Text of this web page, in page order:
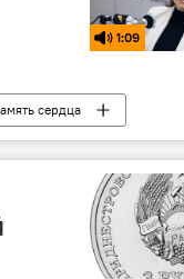
1:09
сердца